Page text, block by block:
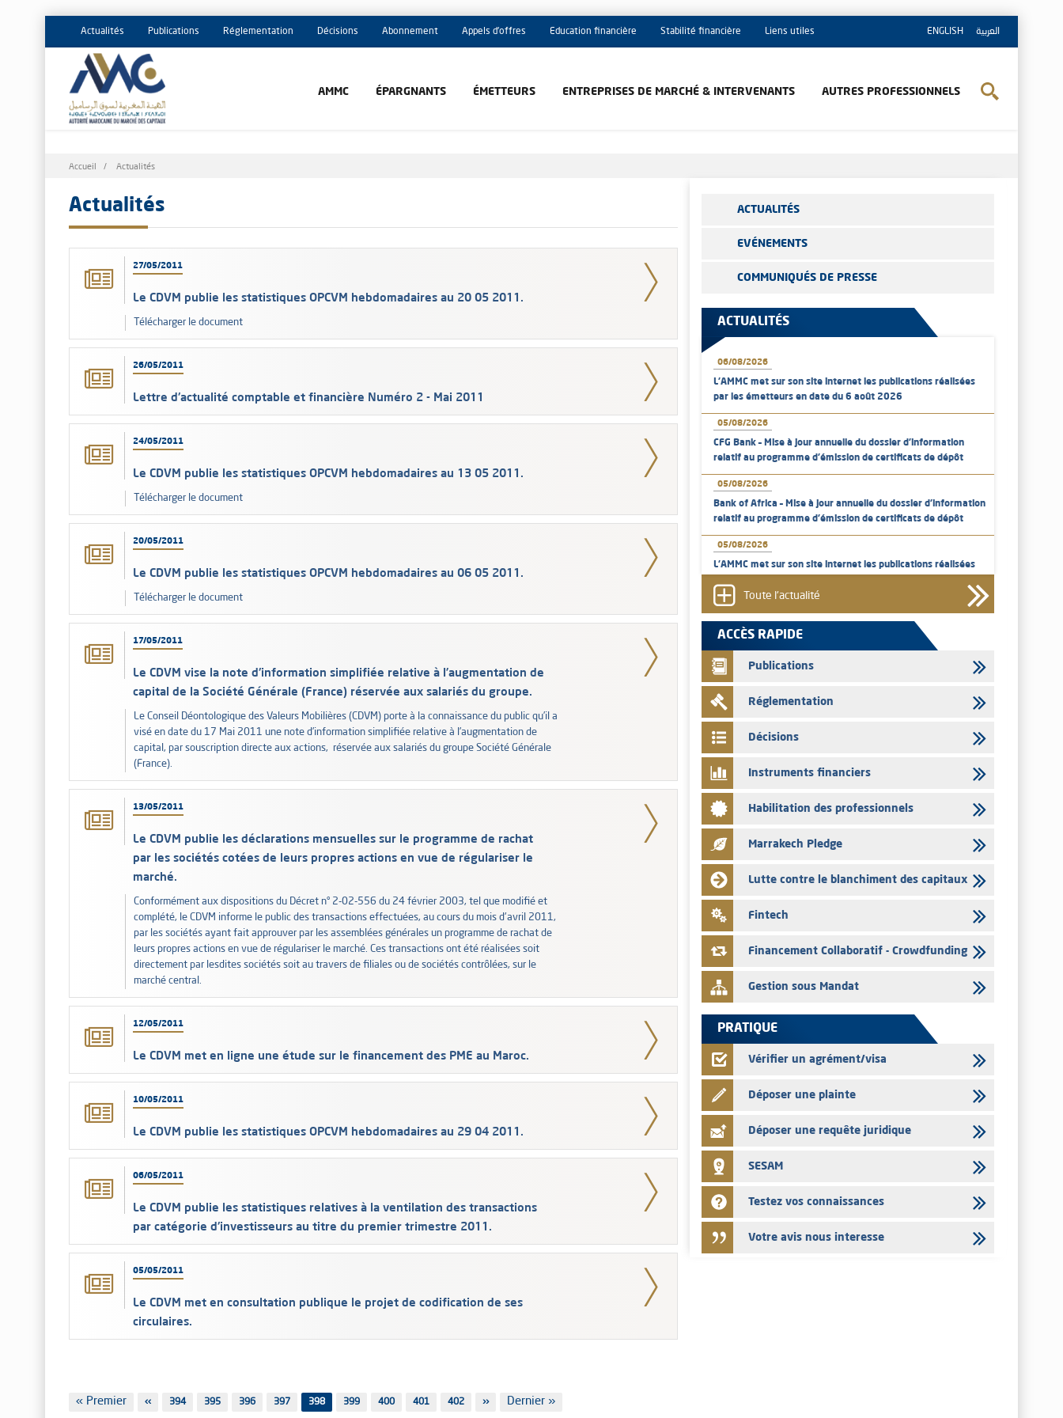
ENGLISH العربية Actualités Publications Réglementation Décisions Abonnement Appels d'offres Education financière Stabilité financière Liens utiles
AMMC ÉPARGNANTS ÉMETTEURS ENTREPRISES DE MARCHÉ & INTERVENANTS AUTRES PROFESSIONNELS
Fil
Accueil Actualités
Actualités
27/05/2011
Le CDVM publie les statistiques OPCVM hebdomadaires au 20 05 2011.
Télécharger le document
26/05/2011
Lettre d'actualité comptable et financière Numéro 2 - Mai 2011
24/05/2011
Le CDVM publie les statistiques OPCVM hebdomadaires au 13 05 2011.
Télécharger le document
20/05/2011
Le CDVM publie les statistiques OPCVM hebdomadaires au 06 05 2011.
Télécharger le document
17/05/2011
Le CDVM vise la note d'information simplifiée relative à l’augmentation de
capital de la Société Générale (France) réservée aux salariés du groupe.
Le Conseil Déontologique des Valeurs Mobilières (CDVM) porte à la connaissance du public qu’il a
visé en date du 17 Mai 2011 une note d’information simplifiée relative à l’augmentation de
capital, par souscription directe aux actions, réservée aux salariés du groupe Société Générale
(France).
13/05/2011
Le CDVM publie les déclarations mensuelles sur le programme de rachat
par les sociétés cotées de leurs propres actions en vue de régulariser le
marché.
Conformément aux dispositions du Décret n° 2-02-556 du 24 février 2003, tel que modifié et
complété, le CDVM informe le public des transactions effectuées, au cours du mois d'avril 2011,
par les sociétés ayant fait approuver par les assemblées générales un programme de rachat de
leurs propres actions en vue de régulariser le marché. Ces transactions ont été réalisées soit
directement par lesdites sociétés soit au travers de filiales ou de sociétés contrôlées, sur le
marché central.
12/05/2011
Le CDVM met en ligne une étude sur le financement des PME au Maroc.
10/05/2011
Le CDVM publie les statistiques OPCVM hebdomadaires au 29 04 2011.
06/05/2011
Le CDVM publie les statistiques relatives à la ventilation des transactions
par catégorie d'investisseurs au titre du premier trimestre 2011.
05/05/2011
Le CDVM met en consultation publique le projet de codification de ses
circulaires.
Première
« Premier
Page
‹‹ Page
394 Page
395 Page
396 Page
397 398 Page
399 Page
400 Page
401 Page
402
Page
››
Dernière
Dernier »
ACTUALITÉS
EVÉNEMENTS
COMMUNIQUÉS DE PRESSE
ACTUALITÉS
06/08/2026
L’AMMC met sur son site internet les publications réalisées
par les émetteurs en date du 6 août 2026
05/08/2026
CFG Bank – Mise à jour annuelle du dossier d’information
relatif au programme d'émission de certificats de dépôt
05/08/2026
Bank of Africa – Mise à jour annuelle du dossier d’information
relatif au programme d'émission de certificats de dépôt
05/08/2026
L’AMMC met sur son site internet les publications réalisées
04/08/2026
L’AMMC met sur son site internet les publications réalisées
par les émetteurs en date du 4 août 2026
03/08/2026
Saham Bank – Mise à jour annuelle du dossier d’information
relatif au programme d'émission de certificats de dépôt
L’AMMC met sur son site internet les publications réalisées
03/08/2026
Liste des agréments et visas d'OPCVM accordés par l'AMMC
pour le mois de juillet 2026
03/08/2026
L' AMMC publie les indicateurs mensuels du marché des
capitaux pour le mois de Juin 2026
31/07/2026
L’AMMC met sur son site internet les publications réalisées
par les émetteurs du 30 au 31 juillet 2026
Toute l'actualité
ACCÈS RAPIDE
Publications
Réglementation
Décisions
Instruments financiers
Habilitation des professionnels
Marrakech Pledge
Lutte contre le blanchiment des capitaux
Fintech
Financement Collaboratif - Crowdfunding
Gestion sous Mandat
PRATIQUE
Vérifier un agrément/visa
Déposer une plainte
Déposer une requête juridique
SESAM
Testez vos connaissances
Votre avis nous interesse